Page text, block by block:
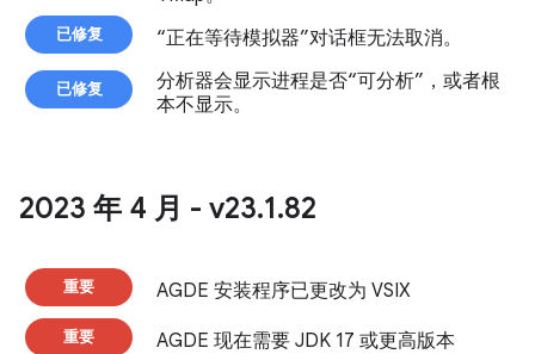
已修复 “正在等待模拟器”对话框无法取消。
已修复
分析器会显示进程是否“可分析”，或者根
本不显示。
2023 年 4 月 - v23.1.82
重要 AGDE 安装程序已更改为 VSIX
重要 AGDE 现在需要 JDK 17 或更高版本